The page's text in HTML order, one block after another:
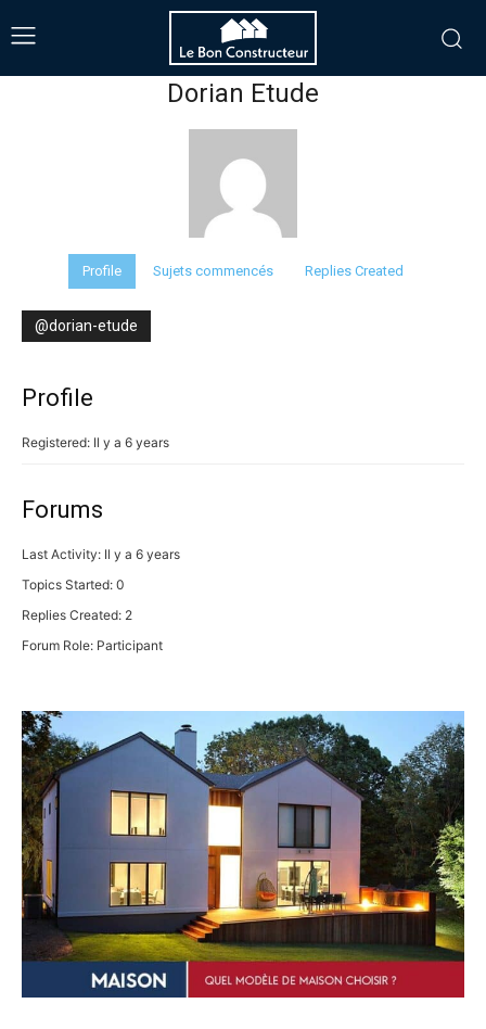
Dorian Etude
Profile Sujets commencés Replies Created
@dorian-etude
Profile
Registered: Il y a 6 years
Forums
Last Activity: Il y a 6 years
Topics Started: 0
Replies Created: 2
Forum Role: Participant